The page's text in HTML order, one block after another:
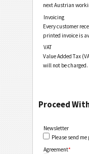
next Austrian
Invoicing
Every customer
printed invoice is
VAT
Value Added Tax
will not be charged.
Proceed
Newsletter
Please send
Agreement*